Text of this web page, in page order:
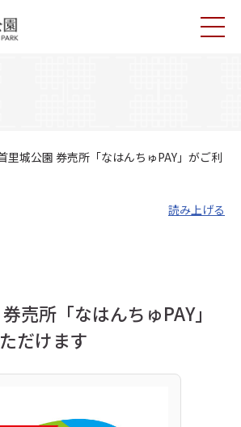
里城公園 券売所「なはんちゅPAY」がご利
読み上げる
売所「なはんちゅPAY」
だけます